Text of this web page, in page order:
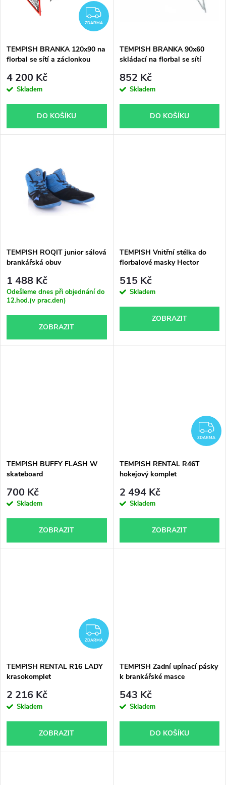
p
r
o
d
s
p
r
ů
ZDARMA
ZDARMA
TEMPISH BRANKA 120x90 na
florbal se sítí a záclonkou
4 200 Kč
Skladem
DO KOŠÍKU
TEMPISH BRANKA 90x60
skládací na florbal se sítí
852 Kč
Skladem
DO KOŠÍKU
TEMPISH ROQIT junior sálová
brankářská obuv
1 488 Kč
Odešleme dnes při objednání do
12.hod.(v prac.den)
ZOBRAZIT
TEMPISH Vnitřní stélka do
florbalové masky Hector
515 Kč
Skladem
ZOBRAZIT
TEMPISH BUFFY FLASH W
skateboard
700 Kč
Skladem
ZOBRAZIT
ZDARMA
TEMPISH RENTAL R46T
hokejový komplet
2 494 Kč
Skladem
ZOBRAZIT
ZDARMA
ZDARMA
TEMPISH RENTAL R16 LADY
krasokomplet
2 216 Kč
Skladem
ZOBRAZIT
TEMPISH Zadní upínací pásky
k brankářské masce
543 Kč
Skladem
DO KOŠÍKU